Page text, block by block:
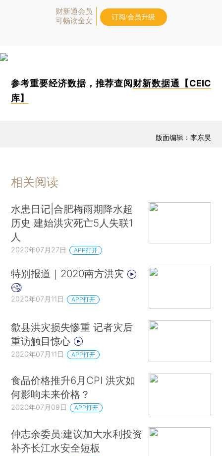
财新通会员
可畅读全文
订阅/会员升级
参考重要经济数据，推荐查阅 财新数据通【CEIC
库】
版面编辑：李东昊
相关阅读
水患日记|合肥梅雨期降水超
历史 建始洪灾死亡5人失联1
人
2020年07月27日 APP打开
特别报道｜2020南方洪灾
2020年07月11日 APP打开
歙县洪灾损失惨重 记者灾后
重访触目惊心
2020年07月11日 APP打开
食品价格推升6月CPI 洪灾如
何影响未来价格？
2020年07月09日 APP打开
仲志余委员:建议加大水利投资
补齐长江水安全短板